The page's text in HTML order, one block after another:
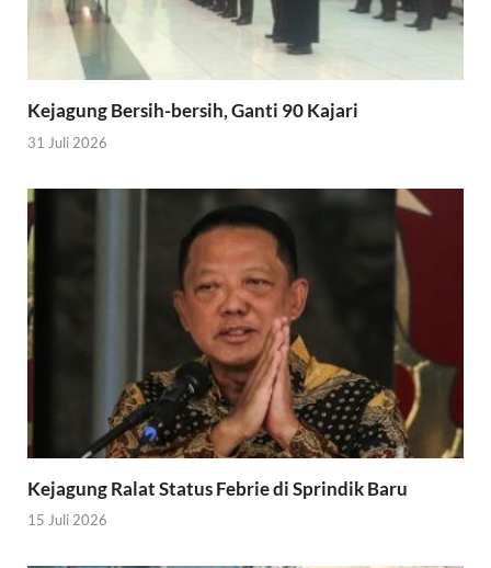
Kejagung Bersih-bersih, Ganti 90 Kajari
31 Juli 2026
Kejagung Ralat Status Febrie di Sprindik Baru
15 Juli 2026